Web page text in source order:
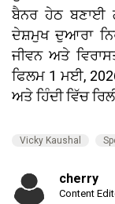
ਬੈਨਰ ਹੇਠ
ਦੇਸ਼ਮੁਖ ਦੁਆਰਾ
ਜੀਵਨ ਅਤੇ
ਫਿਲਮ 1 ਮਈ,
ਅਤੇ ਹਿੰਦੀ ਵਿੱਚ
Vicky Kaushal
cherry
Content